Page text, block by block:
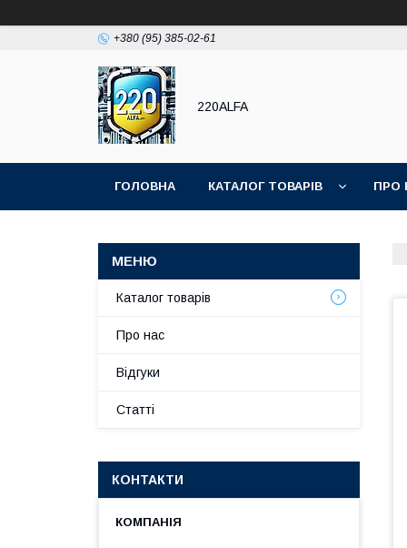
+380 (95) 385-02-61
220ALFA
ГОЛОВНА КАТАЛОГ ТОВАРІВ ПРО
Каталог товарів
Про нас
Відгуки
Статті
КОНТАКТИ